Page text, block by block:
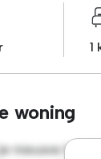
1
woning
nieuwe